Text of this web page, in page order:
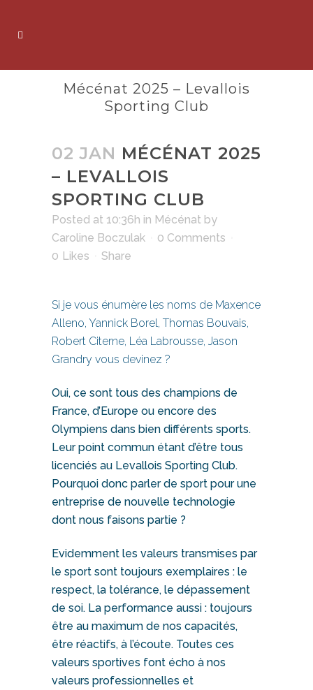
Mécénat 2025 – Levallois
Sporting Club
02 JAN MÉCÉNAT 2025
– LEVALLOIS
SPORTING CLUB
Posted at 10:36h in Mécénat by
Caroline Boczulak
0 Comments
0 Likes Share
Si je vous énumère les noms de Maxence
Alleno, Yannick Borel, Thomas Bouvais,
Robert Citerne, Léa Labrousse, Jason
Grandry vous devinez ?
Oui, ce sont tous des champions de
France, d’Europe ou encore des
Olympiens dans bien différents sports.
Leur point commun étant d’être tous
licenciés au Levallois Sporting Club.
Pourquoi donc parler de sport pour une
entreprise de nouvelle technologie
dont nous faisons partie ?
Evidemment les valeurs transmises par
le sport sont toujours exemplaires : le
respect, la tolérance, le dépassement
de soi. La performance aussi : toujours
être au maximum de nos capacités,
être réactifs, à l’écoute. Toutes ces
valeurs sportives font écho à nos
valeurs professionnelles et